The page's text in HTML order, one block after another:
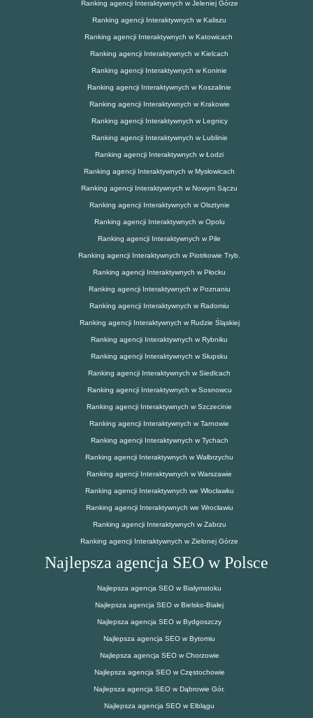
Ranking agencji Interaktywnych w Jeleniej Górze
Ranking agencji Interaktywnych w Kaliszu
Ranking agencji Interaktywnych w Katowicach
Ranking agencji Interaktywnych w Kielcach
Ranking agencji Interaktywnych w Koninie
Ranking agencji Interaktywnych w Koszalinie
Ranking agencji Interaktywnych w Krakowie
Ranking agencji Interaktywnych w Legnicy
Ranking agencji Interaktywnych w Lublinie
Ranking agencji Interaktywnych w Łodzi
Ranking agencji Interaktywnych w Mysłowicach
Ranking agencji Interaktywnych w Nowym Sączu
Ranking agencji Interaktywnych w Olsztynie
Ranking agencji Interaktywnych w Opolu
Ranking agencji Interaktywnych w Pile
Ranking agencji Interaktywnych w Piotrkowie Tryb.
Ranking agencji Interaktywnych w Płocku
Ranking agencji Interaktywnych w Poznaniu
Ranking agencji Interaktywnych w Radomiu
Ranking agencji Interaktywnych w Rudzie Śląskiej
Ranking agencji Interaktywnych w Rybniku
Ranking agencji Interaktywnych w Słupsku
Ranking agencji Interaktywnych w Siedlcach
Ranking agencji Interaktywnych w Sosnowcu
Ranking agencji Interaktywnych w Szczecinie
Ranking agencji Interaktywnych w Tarnowie
Ranking agencji Interaktywnych w Tychach
Ranking agencji Interaktywnych w Wałbrzychu
Ranking agencji Interaktywnych w Warszawie
Ranking agencji Interaktywnych we Włocławku
Ranking agencji Interaktywnych we Wrocławiu
Ranking agencji Interaktywnych w Zabrzu
Ranking agencji Interaktywnych w Zielonej Górze
Najlepsza agencja SEO w Polsce
Najlepsza agencja SEO w Białymstoku
Najlepsza agencja SEO w Bielsko-Białej
Najlepsza agencja SEO w Bydgoszczy
Najlepsza agencja SEO w Bytomiu
Najlepsza agencja SEO w Chorzowie
Najlepsza agencja SEO w Częstochowie
Najlepsza agencja SEO w Dąbrowie Gór.
Najlepsza agencja SEO w Elblągu